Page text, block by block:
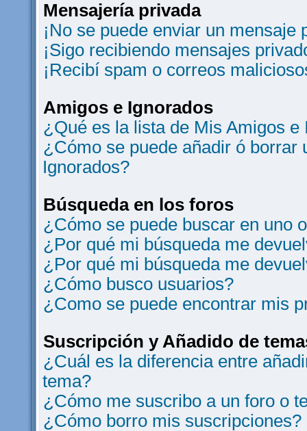
Mensajería privada
¡No se puede enviar un mensaje
¡Sigo recibiendo mensajes
¡Recibí spam o correos
Amigos e Ignorados
¿Qué es la lista de Mis Amigos e
¿Cómo se puede añadir ó borrar
Ignorados?
Búsqueda en los foros
¿Cómo se puede buscar en uno
¿Por qué mi búsqueda me
¿Por qué mi búsqueda me
¿Cómo busco usuarios?
¿Como se puede encontrar mis
Suscripción y Añadido de
¿Cuál es la diferencia entre
tema?
¿Cómo me suscribo a un foro o
¿Cómo borro mis suscripciones?